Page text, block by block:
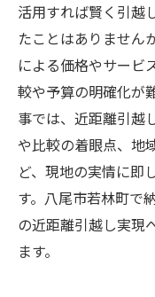
活用すれば賢く引越
たことはありません
による価格やサービ
較や予算の明確化が
事では、近距離引越
や比較の着眼点、地
ど、現地の実情に即
す。八尾市若林町で
の近距離引越し実現
ます。